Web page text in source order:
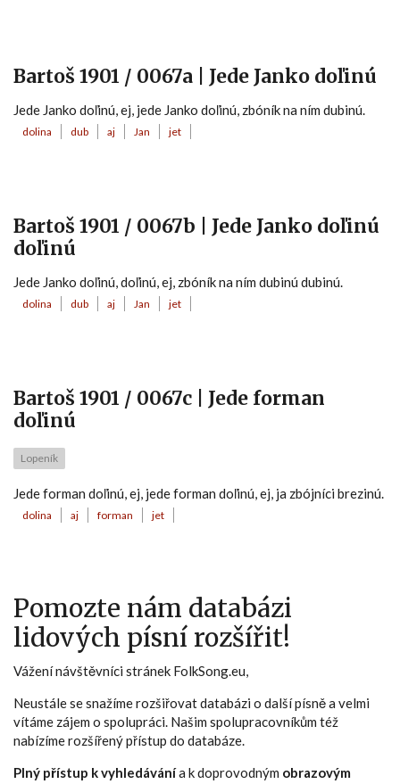
Bartoš 1901 / 0067a | Jede Janko doľinú
Jede Janko doľinú, ej, jede Janko doľinú, zbóník na ním dubinú.
dolina dub aj Jan jet
Bartoš 1901 / 0067b | Jede Janko doľinú
doľinú
Jede Janko doľinú, doľinú, ej, zbóník na ním dubinú dubinú.
dolina dub aj Jan jet
Bartoš 1901 / 0067c | Jede forman
doľinú
Lopeník
Jede forman doľinú, ej, jede forman doľinú, ej, ja zbójníci brezinú.
dolina aj forman jet
Pomozte nám databázi
lidových písní rozšířit!
Vážení návštěvníci stránek FolkSong.eu,
Neustále se snažíme rozšiřovat databázi o další písně a velmi
vítáme zájem o spolupráci. Našim spolupracovníkům též
nabízíme rozšířený přístup do databáze.
Plný přístup k vyhledávánía k doprovodným obrazovým